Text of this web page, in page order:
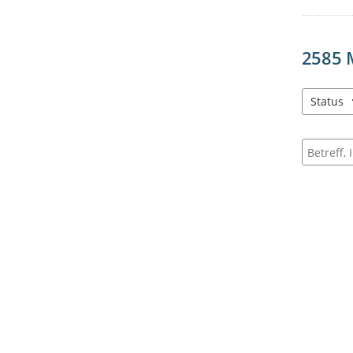
2585
Status
Suche